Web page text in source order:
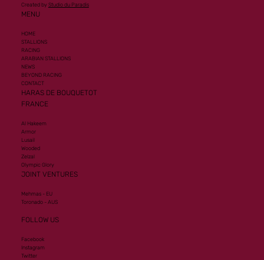
Created by Studio du Paradis
MENU
HOME
STALLIONS
RACING
ARABIAN STALLIONS
NEWS
BEYOND RACING
CONTACT
HARAS DE BOUQUETOT
FRANCE
Al Hakeem
Armor
Lusail
Wooded
Zelzal
Olympic Glory
JOINT VENTURES
Mehmas - EU
Toronado - AUS
FOLLOW US
Facebook
Instagram
Twitter